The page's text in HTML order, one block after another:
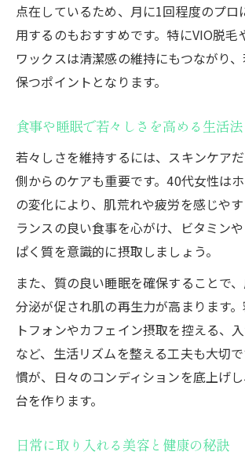
点在しているため、月に1回程度のプロ
用するのもおすすめです。特にVIO脱毛
ワックスは清潔感の維持にもつながり
保つポイントとなります。
食事や睡眠で若々しさを高める生活法
若々しさを維持するには、スキンケア
側からのケアも重要です。40代女性は
の変化により、肌荒れや疲労を感じや
ランスの良い食事を心がけ、ビタミン
ぱく質を意識的に摂取しましょう。
また、質の良い睡眠を確保することで
分泌が促され肌の再生力が高まります
トフォンやカフェイン摂取を控える、
など、生活リズムを整える工夫も大切
慣が、日々のコンディションを底上げ
台を作ります。
日常に取り入れる美容と健康の秘訣